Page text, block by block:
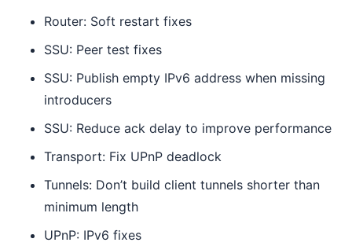
Router: Soft restart fixes
SSU: Peer test fixes
SSU: Publish empty IPv6 address when missing
introducers
SSU: Reduce ack delay to improve performance
Transport: Fix UPnP deadlock
Tunnels: Don’t build client tunnels shorter than
minimum length
UPnP: IPv6 fixes